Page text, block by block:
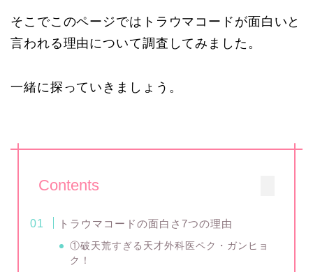
そこでこのページではトラウマコードが面白いと
言われる理由について調査してみました。
一緒に探っていきましょう。
Contents
トラウマコードの面白さ7つの理由
①破天荒すぎる天才外科医ペク・ガンヒョ
ク！